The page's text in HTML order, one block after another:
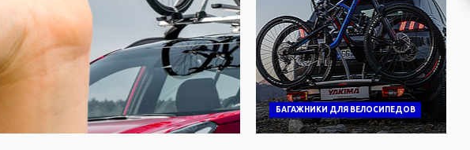
БАГАЖНИКИ ДЛЯ ВЕЛОСИПЕДОВ